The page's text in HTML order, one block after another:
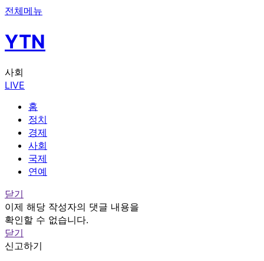
전체메뉴
YTN
사회
LIVE
홈
정치
경제
사회
국제
연예
닫기
이제 해당 작성자의 댓글 내용을
확인할 수 없습니다.
닫기
신고하기